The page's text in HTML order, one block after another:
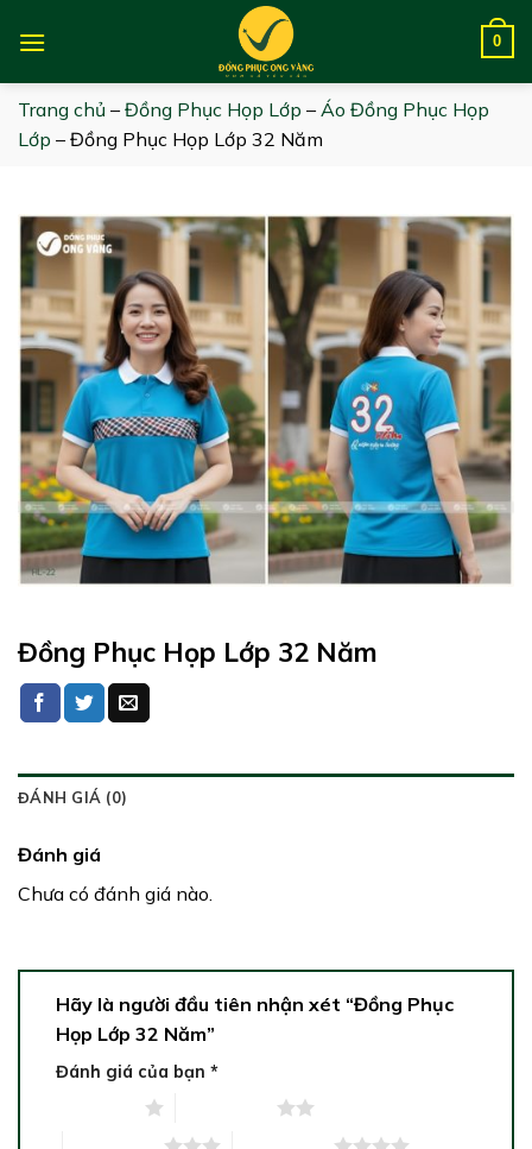
0
Trang chủ – Đồng Phục Họp Lớp – Áo Đồng Phục Họp
Lớp – Đồng Phục Họp Lớp 32 Năm
Đồng Phục Họp Lớp 32 Năm
ĐÁNH GIÁ (0)
Đánh giá
Chưa có đánh giá nào.
Hãy là người đầu tiên nhận xét “Đồng Phục
Họp Lớp 32 Năm”
Đánh giá của bạn *